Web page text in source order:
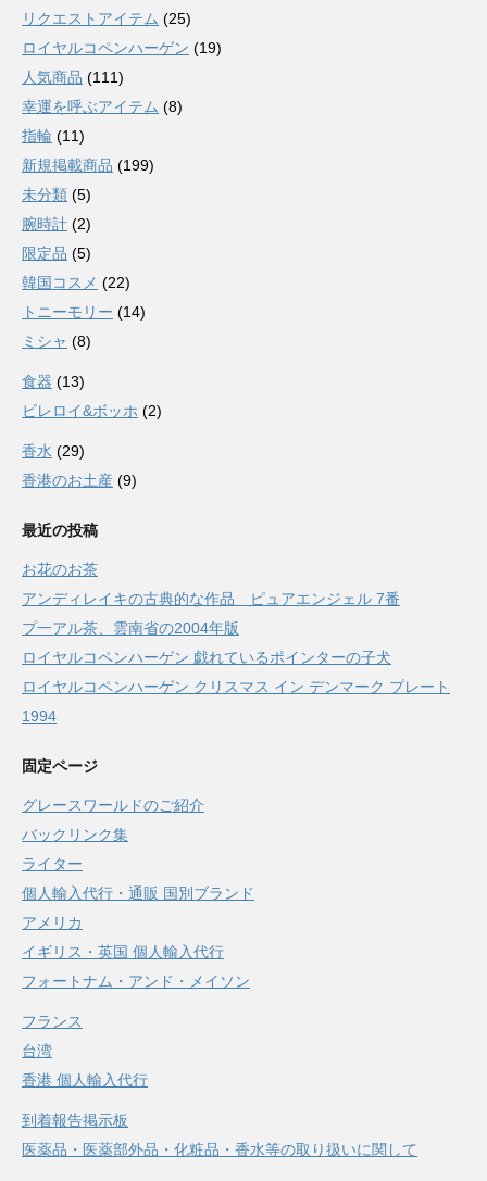
リクエストアイテム (25)
ロイヤルコペンハーゲン (19)
人気商品 (111)
幸運を呼ぶアイテム (8)
指輪 (11)
新規掲載商品 (199)
未分類 (5)
腕時計 (2)
限定品 (5)
韓国コスメ (22)
トニーモリー (14)
ミシャ (8)
食器 (13)
ビレロイ&ボッホ (2)
香水 (29)
香港のお土産 (9)
最近の投稿
お花のお茶
アンディレイキの古典的な作品 ピュアエンジェル 7番
プ一アル茶、雲南省の2004年版
ロイヤルコペンハーゲン 戯れているポインターの子犬
ロイヤルコペンハーゲン クリスマス イン デンマーク プレート
1994
固定ページ
グレースワールドのご紹介
バックリンク集
ライター
個人輸入代行・通販 国別ブランド
アメリカ
イギリス・英国 個人輸入代行
フォートナム・アンド・メイソン
フランス
台湾
香港 個人輸入代行
到着報告掲示板
医薬品・医薬部外品・化粧品・香水等の取り扱いに関して